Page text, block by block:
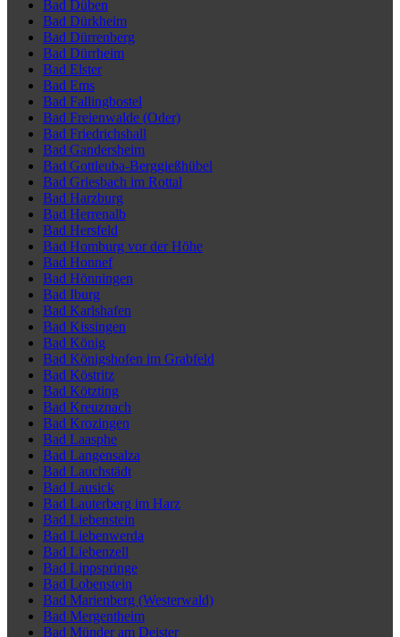
Bad Düben
Bad Dürkheim
Bad Dürrenberg
Bad Dürrheim
Bad Elster
Bad Ems
Bad Fallingbostel
Bad Freienwalde (Oder)
Bad Friedrichshall
Bad Gandersheim
Bad Gottleuba-Berggießhübel
Bad Griesbach im Rottal
Bad Harzburg
Bad Herrenalb
Bad Hersfeld
Bad Homburg vor der Höhe
Bad Honnef
Bad Hönningen
Bad Iburg
Bad Karlshafen
Bad Kissingen
Bad König
Bad Königshofen im Grabfeld
Bad Köstritz
Bad Kötzting
Bad Kreuznach
Bad Krozingen
Bad Laasphe
Bad Langensalza
Bad Lauchstädt
Bad Lausick
Bad Lauterberg im Harz
Bad Liebenstein
Bad Liebenwerda
Bad Liebenzell
Bad Lippspringe
Bad Lobenstein
Bad Marienberg (Westerwald)
Bad Mergentheim
Bad Münder am Deister